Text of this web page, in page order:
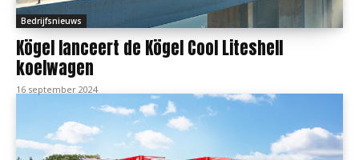
Bedrijfsnieuws
Kögel lanceert de Kögel Cool Liteshell
koelwagen
16 september 2024